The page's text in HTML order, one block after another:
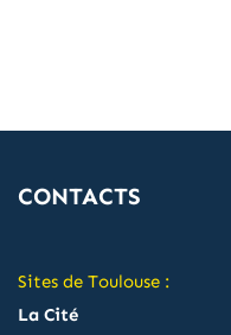
CONTACTS
Sites de Toulouse :
La Cité